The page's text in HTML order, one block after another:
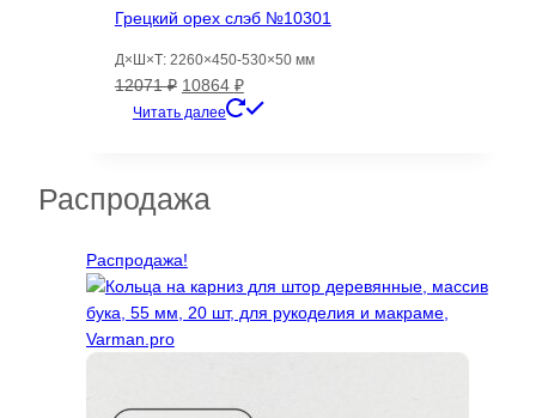
Грецкий орех слэб №10301
Д×Ш×Т: 2260×450-530×50 мм
12071₽ Первоначальная
цена
10864 ₽Текущая
цена:
Читать далее
Распродажа
Распродажа!